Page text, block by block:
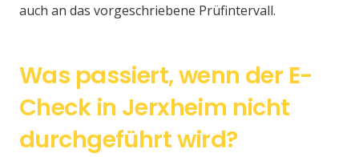
auch an das vorgeschriebene Prüfintervall.
Was passiert, wenn der E-
Check in Jerxheim nicht
durchgeführt wird?